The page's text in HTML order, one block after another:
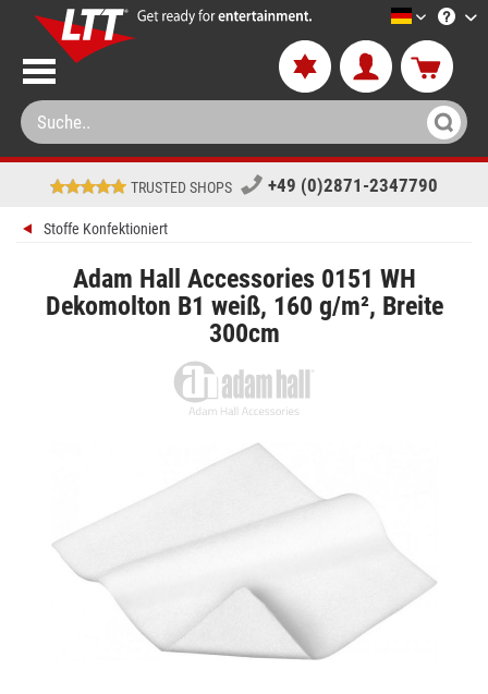
LTT-
TRUSTED SHOPS +49 (0)2871-2347790
Stoffe Konfektioniert
Adam Hall Accessories 0151 WH
Dekomolton B1 weiß, 160 g/m², Breite
300cm